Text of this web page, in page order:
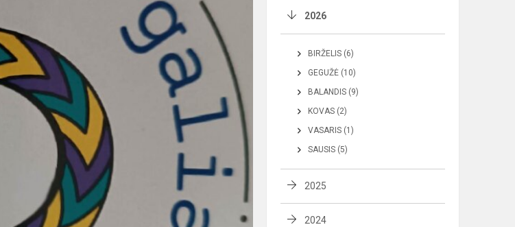
2026
BIRŽELIS (6)
GEGUŽĖ (10)
BALANDIS (9)
KOVAS (2)
VASARIS (1)
SAUSIS (5)
2025
2024